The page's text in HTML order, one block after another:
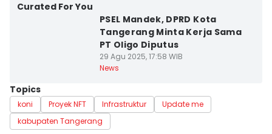
Curated For You
PSEL Mandek, DPRD Kota
Tangerang Minta Kerja Sama
PT Oligo Diputus
29 Agu 2025, 17:58 WIB
News
Topics
koni Proyek NFT Infrastruktur
Update me
kabupaten Tangerang